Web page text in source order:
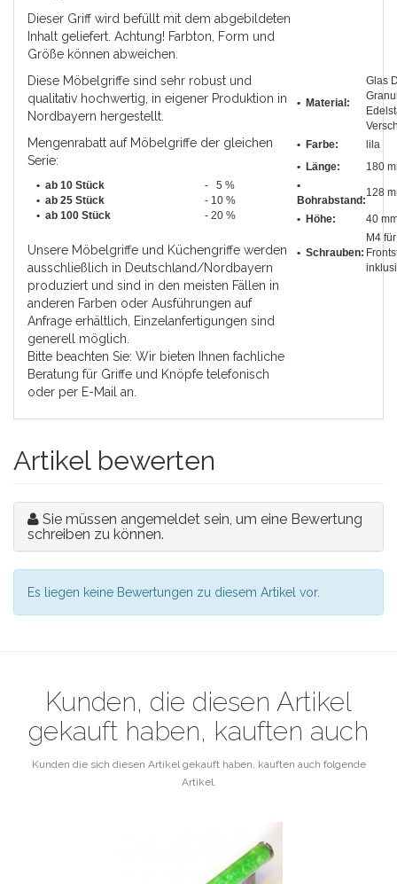
Dieser Griff wird befüllt mit dem abgebildeten
Inhalt geliefert. Achtung! Farbton, Form und
Größe können abweichen.
Diese Möbelgriffe sind sehr robust und
qualitativ hochwertig, in eigener Produktion in
Nordbayern hergestellt.
Mengenrabatt auf Möbelgriffe der gleichen
Serie:
• ab 10 Stück
- 5 %
• ab 25 Stück
- 10 %
• ab 100 Stück - 20 %
Unsere Möbelgriffe und Küchengriffe werden
ausschließlich in Deutschland/Nordbayern
produziert und sind in den meisten Fällen in
anderen Farben oder Ausführungen auf
Anfrage erhältlich, Einzelanfertigungen sind
generell möglich.
Bitte beachten Sie: Wir bieten Ihnen fachliche
Beratung für Griffe und Knöpfe telefonisch
oder per E-Mail an.
• Material:
Glas
• Farbe:
lila
• Länge:
180
•
Bohrabstand :
128
• Höhe: 40
• Schrauben:
M4
Artikel bewerten
Sie müssen angemeldet sein, um eine Bewertung
schreiben zu können.
Es liegen keine Bewertungen zu diesem Artikel vor.
Kunden, die diesen Artikel
gekauft haben, kauften auch
Kunden die sich diesen Artikel gekauft haben, kauften auch folgende
Artikel.